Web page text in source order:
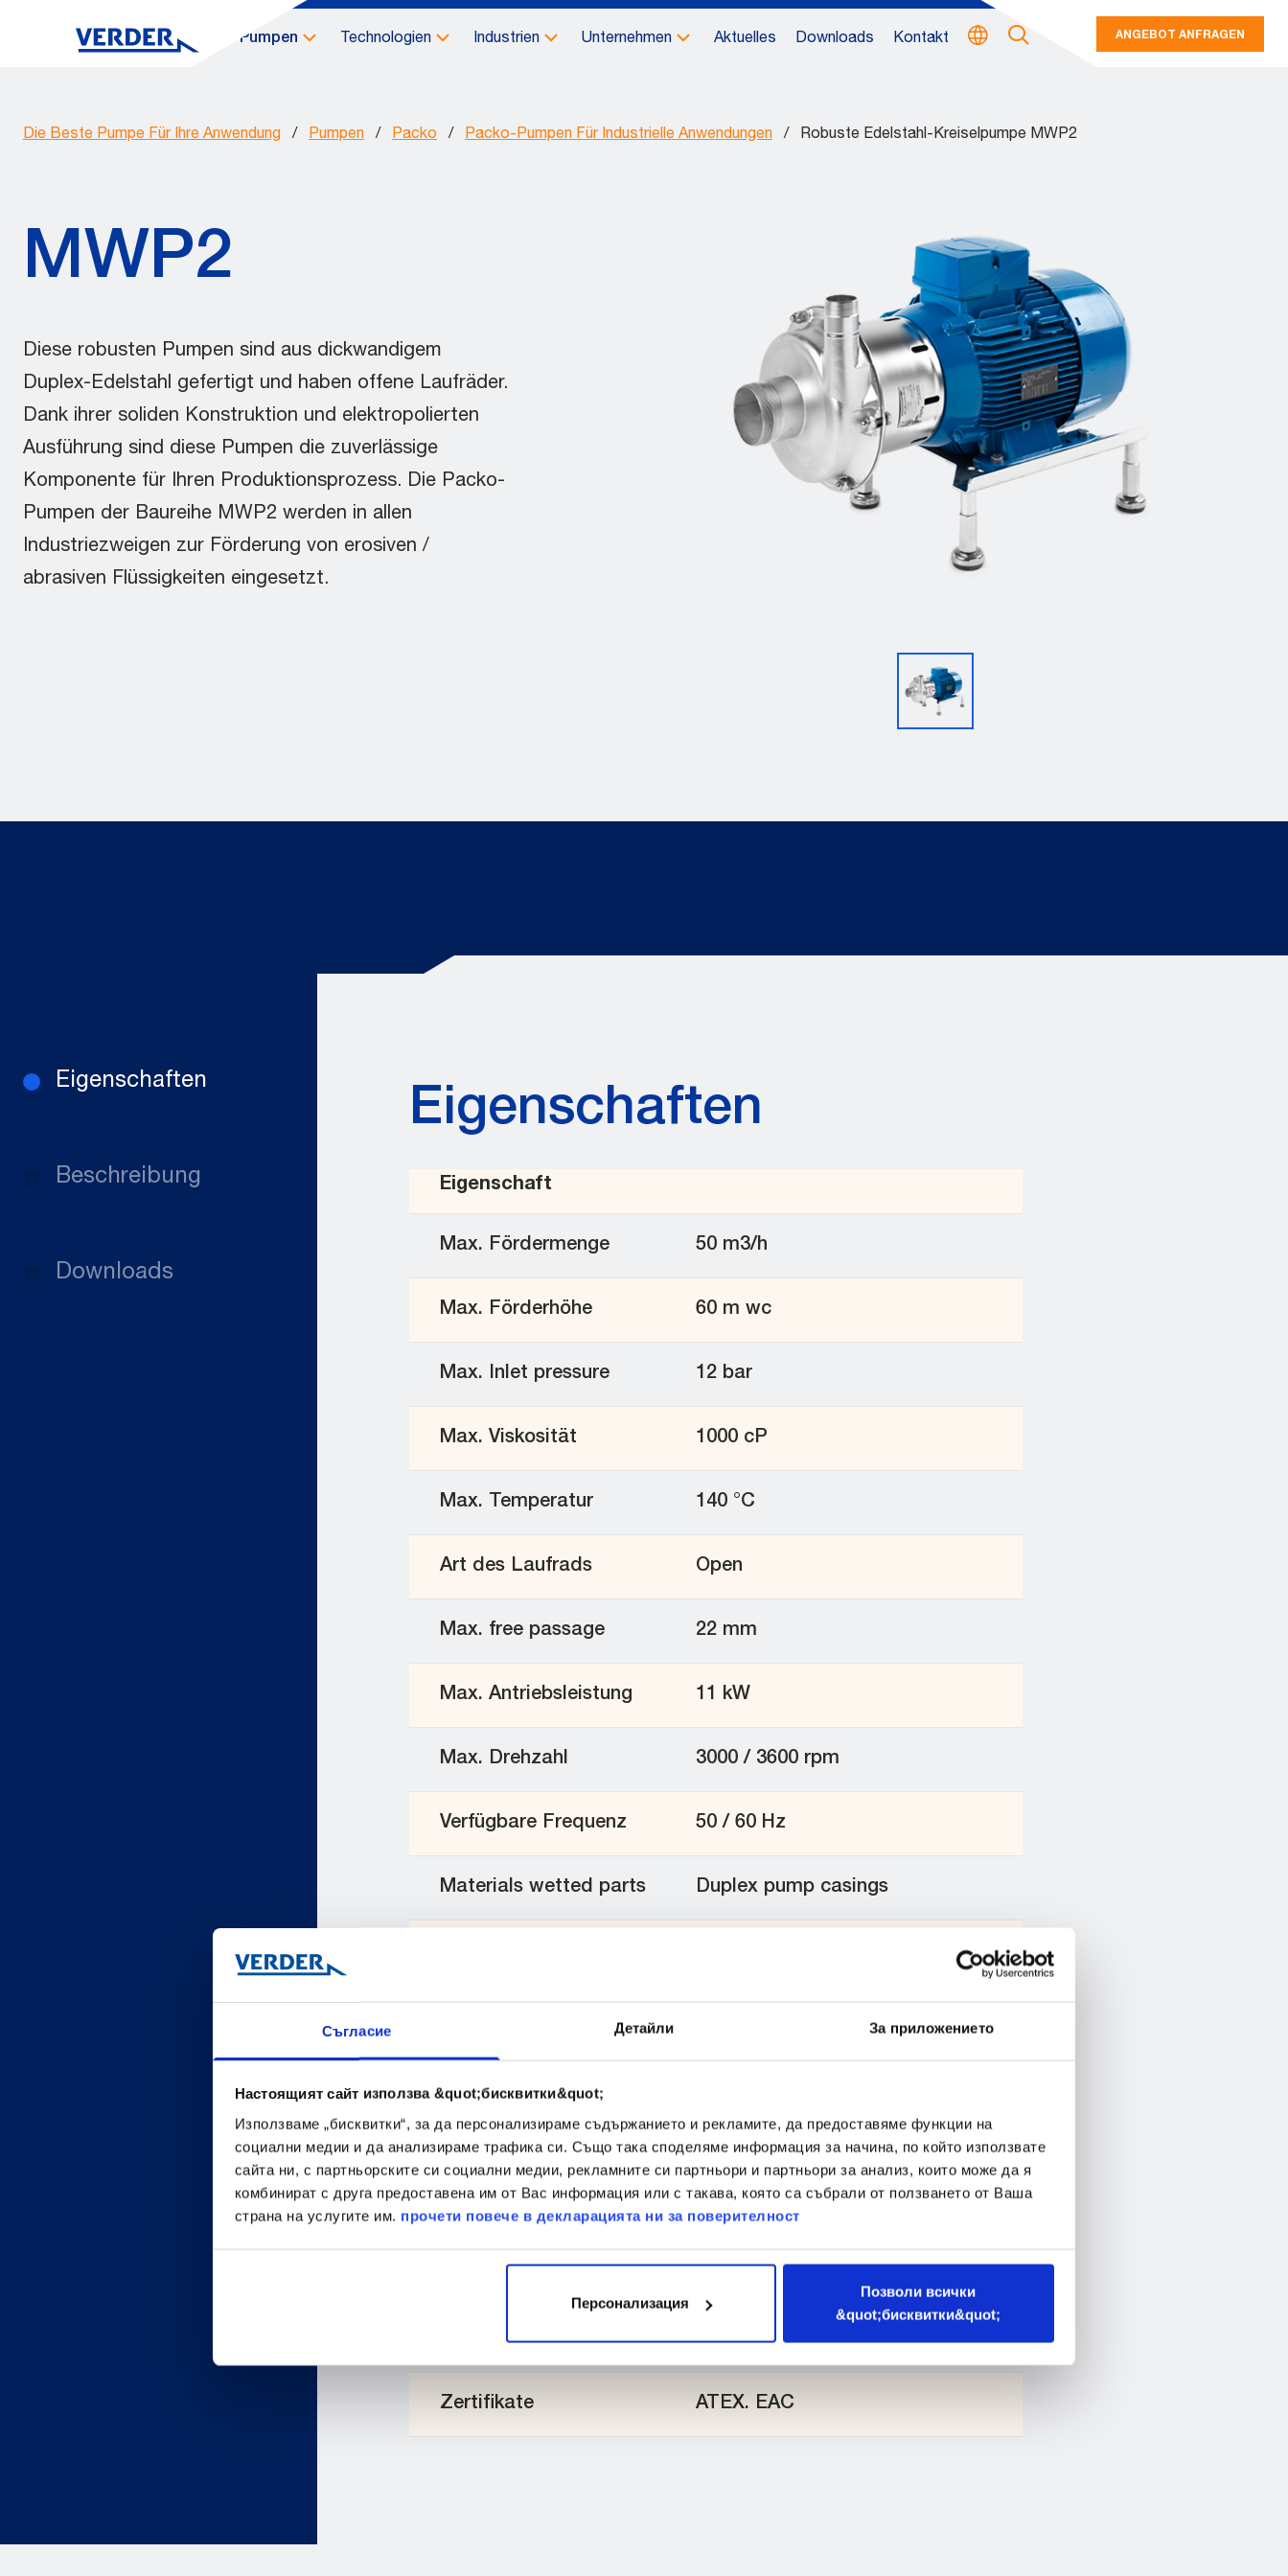
Съгласие Детайли За приложението
Настоящият сайт използва &quot;бисквитки&quot;
Използваме „бисквитки“, за да персонализираме съдържанието и рекламите, да предоставяме функции на
социални медии и да анализираме трафика си. Също така споделяме информация за начина, по който използвате
сайта ни, с партньорските си социални медии, рекламните си партньори и партньори за анализ, които може да я
комбинират с друга предоставена им от Вас информация или с такава, която са събрали от ползването от Ваша
страна на услугите им. прочети повече в декларацията ни за поверителност
Персонализация
Позволи всички
&quot;бисквитки&quot;
Pumpen Technologien Industrien Unternehmen Aktuelles Downloads Kontakt ANGEBOT ANFRAGEN
Die Beste Pumpe Für Ihre Anwendung / Pumpen / Packo / Packo-Pumpen Für Industrielle Anwendungen / Robuste Edelstahl-Kreiselpumpe MWP2
MWP2
Diese robusten Pumpen sind aus dickwandigem
Duplex-Edelstahl gefertigt und haben offene Laufräder.
Dank ihrer soliden Konstruktion und elektropolierten
Ausführung sind diese Pumpen die zuverlässige
Komponente für Ihren Produktionsprozess. Die Packo-
Pumpen der Baureihe MWP2 werden in allen
Industriezweigen zur Förderung von erosiven /
abrasiven Flüssigkeiten eingesetzt.
Eigenschaften
Beschreibung
Downloads
Eigenschaften
Eigenschaft
Max. Fördermenge 50 m3/h
Max. Förderhöhe 60 m wc
Max. Inlet pressure 12 bar
Max. Viskosität 1000 cP
Max. Temperatur 140 °C
Art des Laufrads Open
Max. free passage 22 mm
Max. Antriebsleistung 11 kW
Max. Drehzahl 3000 / 3600 rpm
Verfügbare Frequenz 50 / 60 Hz
Materials wetted parts Duplex pump casings
single bellow, quench, double
EPDM, FKM, Silicone
Anschlüsse
BSP fittings. flanges according to
EN1092-1/01 & 02. ANSI flanges.
smooth tubes
hand polished. Final surface
treatment: electropolished
Zertifikate ATEX. EAC